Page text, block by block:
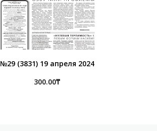
№29 (3831) 19 апреля 2024
300.00₸